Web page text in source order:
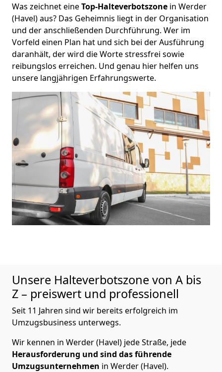
Was zeichnet eineTop-Halteverbotszone in Werder
(Havel) aus? Das Geheimnis liegt in der Organisation
und der anschließenden Durchführung. Wer im
Vorfeld einen Plan hat und sich bei der Ausführung
daranhält, der wird die Worte stressfrei sowie
reibungslos erreichen. Und genau hier helfen uns
unsere langjährigen Erfahrungswerte.
Unsere Halteverbotszone von A bis
Z – preiswert und professionell
Seit 11 Jahren sind wir bereits erfolgreich im
Umzugsbusiness unterwegs.
Wir kennen in Werder (Havel) jede Straße, jede
Herausforderung und sind das führende
Umzugsunternehmen in Werder (Havel).